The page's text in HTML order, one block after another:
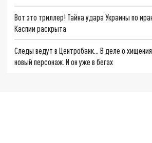
Вот это триллер! Тайна удара Украины по
Каспии раскрыта
Следы ведут в Центробанк… В деле о
новый персонаж. И он уже в бегах